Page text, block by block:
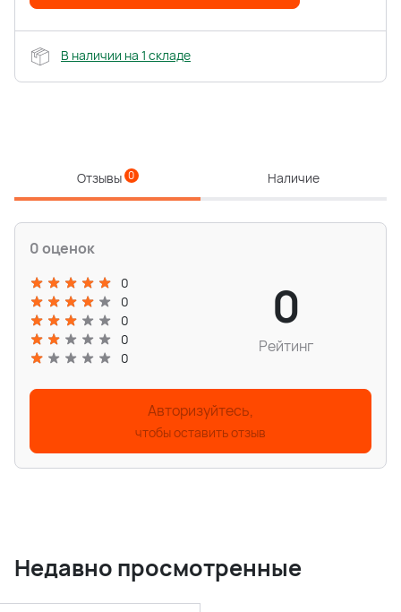
В наличии на 1 складе
Отзывы 0 Наличие
0 оценок
0
0
0
0
0
0
Рейтинг
Авторизуйтесь,
чтобы оставить отзыв
Недавно просмотренные